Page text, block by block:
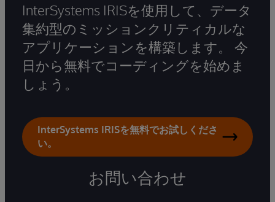
InterSystems IRISを使用して、データ
集約型のミッションクリティカルな
アプリケーションを構築します。 今
日から無料でコーディングを始めま
しょう。
InterSystems IRISを無料でお試しくださ
い。
お問い合わせ